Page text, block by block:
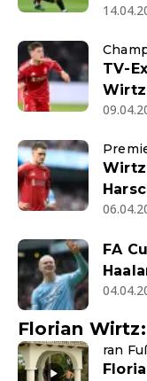
TV-
Wirtz
FA
Florian
ran